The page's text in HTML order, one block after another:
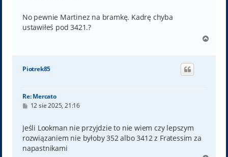
t
No pewnie Martinez na bramkę. Kadrę chyba
ustawiłeś pod 3421.?
g
Piotrek85
Re: Mercato
P
t
12 sie 2025, 21:16
Jeśli Lookman nie przyjdzie to nie wiem czy lepszym
rozwiązaniem nie byłoby 352 albo 3412 z Fratessim za
napastnikami